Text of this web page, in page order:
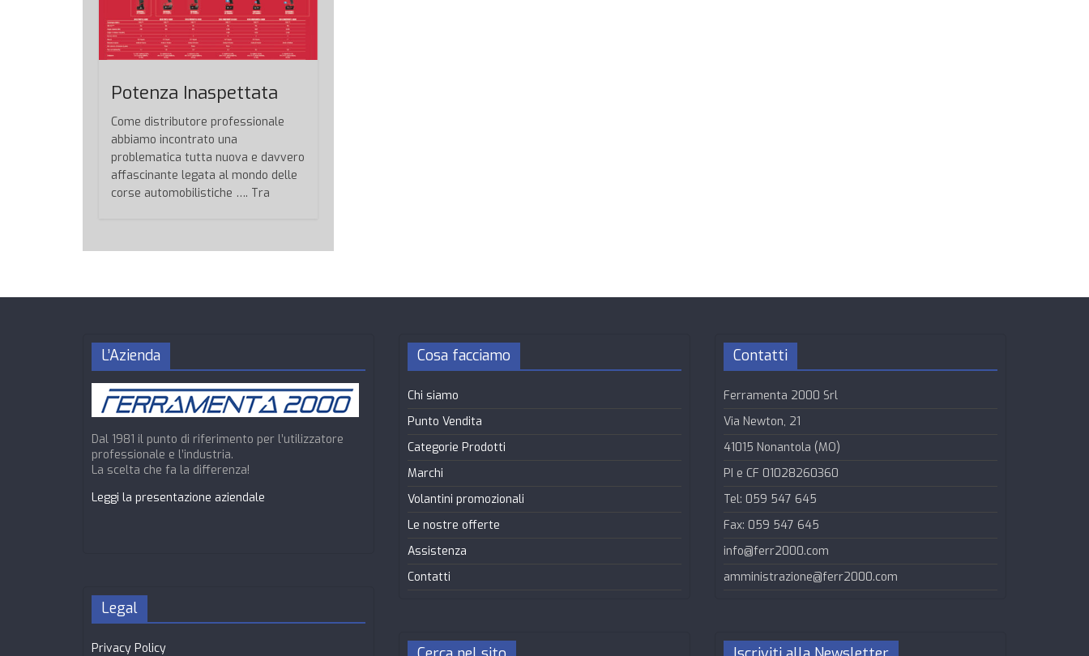
Potenza Inaspettata
Come distributore professionale
abbiamo incontrato una
problematica tutta nuova e davvero
affascinante legata al mondo delle
corse automobilistiche …. Tra
L’Azienda
Dal 1981 il punto di riferimento per l’utilizzatore
professionale e l’industria.
La scelta che fa la differenza!
Leggi la presentazione aziendale
Legal
Privacy Policy
Cosa facciamo
Chi siamo
Punto Vendita
Categorie Prodotti
Marchi
Volantini promozionali
Le nostre offerte
Assistenza
Contatti
Contatti
Ferramenta 2000 Srl
Via Newton, 21
41015 Nonantola (MO)
PI e CF 01028260360
Tel: 059 547 645
Fax: 059 547 645
info@ferr2000.com
amministrazione@ferr2000.com